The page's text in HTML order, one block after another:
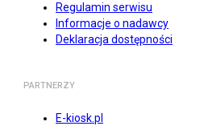
Regulamin serwisu
Informacje o nadawcy
Deklaracja dostępności
PARTNERZY
E-kiosk.pl